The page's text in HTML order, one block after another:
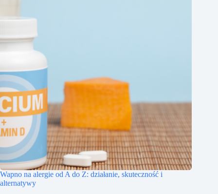
Wapno na alergie od A do Z: działanie, skuteczność i
alternatywy